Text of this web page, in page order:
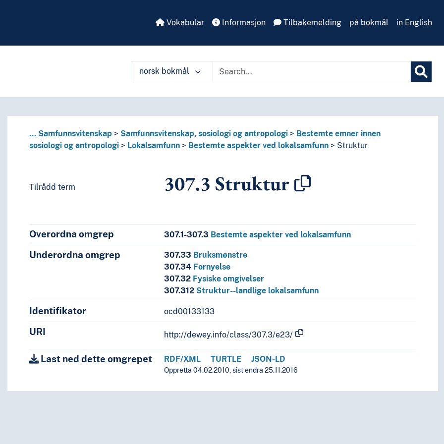
Vokabular Informasjon Tilbakemelding på bokmål in English
norsk bokmål
språks litteraturer, av bestemte litterære former
om de enkelte forfattere
og språkgrupper
lokalsamfunn
... Samfunnsvitenskap Samfunnsvitenskap, sosiologi og antropologi
Bestemte emner innen
sosiologi og antropologi
Lokalsamfunn Bestemte aspekter ved lokalsamfunn Struktur
Tilrådd term 307.3 Struktur
Overordna omgrep 307.1-307.3 Bestemte aspekter ved lokalsamfunn
Underordna omgrep 307.33 Bruksmønstre
307.34 Fornyelse
307.32 Fysiske omgivelser
307.312 Struktur--landlige lokalsamfunn
Identifikator ocd00133133
URI http://dewey.info/class/307.3/e23/
Last ned dette omgrepet RDF/XML TURTLE JSON-LD
Oppretta 04.02.2010, sist endra 25.11.2016